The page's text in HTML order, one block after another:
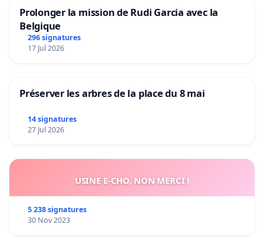
Prolonger la mission de Rudi Garcia avec la
Belgique
296 signatures
17 Jul 2026
Préserver les arbres de la place du 8 mai
14 signatures
27 Jul 2026
USINE E-CHO, NON MERCI !
5 238 signatures
30 Nov 2023